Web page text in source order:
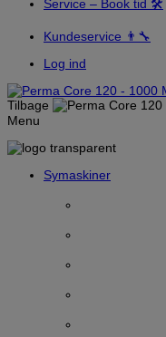
Service – Book tid 🛠️
Kundeservice 👨‍🔧
Log ind
Tilbage
Menu
Symaskiner